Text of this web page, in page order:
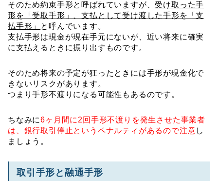
そのため約束手形と呼ばれていますが、 受け取った手
形を「受取手形」、支払として受け渡した手形を「支
払手形」
と呼んでいます。
支払手形は現金が現在手元にないが、近い将来に確実
に支払えるときに振り出すものです。
そのため将来の予定が狂ったときには手形が現金化で
きないリスクがあります。
つまり手形不渡りになる可能性もあるのです。
ちなみに6ヶ月間に2回手形不渡りを発生させた事業者
は、銀行取引停止というペナルティがあるので注意し
ましょう。
取引手形と融通手形